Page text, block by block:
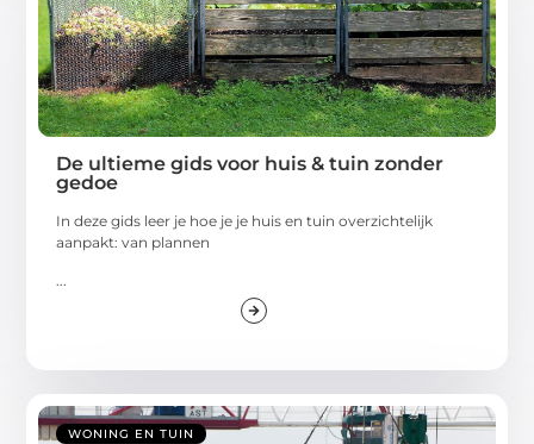
De ultieme gids voor huis & tuin zonder
gedoe
In deze gids leer je hoe je je huis en tuin overzichtelijk
aanpakt: van plannen
...
WONING EN TUIN